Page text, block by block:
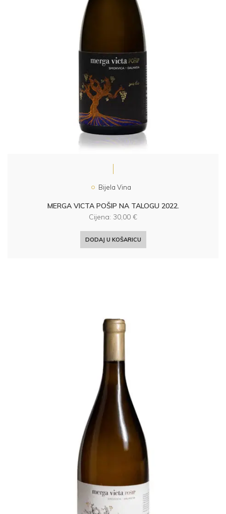
Bijela Vina
MERGA VICTA POŠIP NA TALOGU 2022.
Cijena: 30,00 €
DODAJ U KOŠARICU